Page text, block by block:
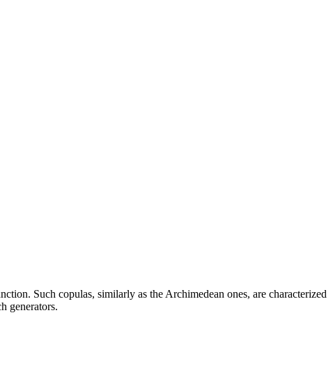
Such copulas, similarly as the Archimedean ones, are characterized
generators.